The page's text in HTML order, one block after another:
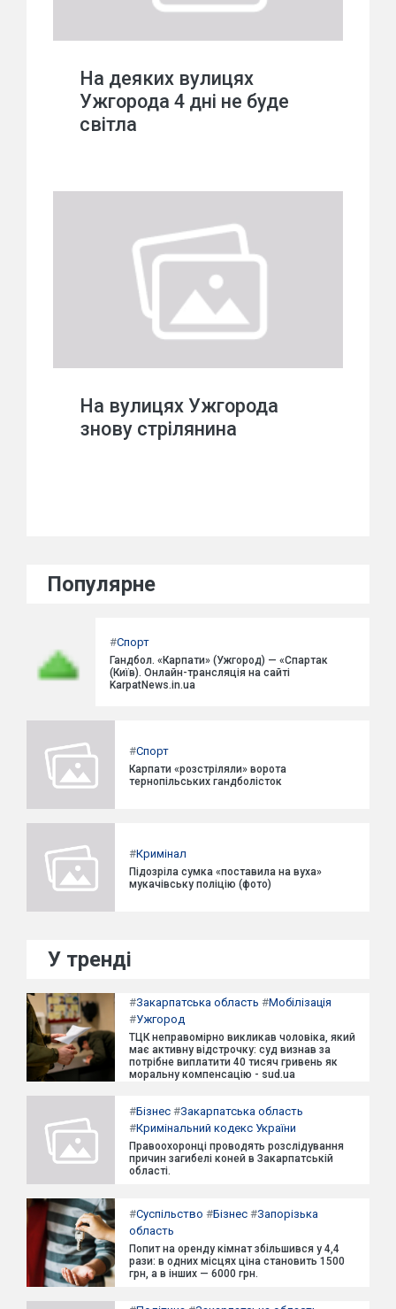
На деяких вулицях
Ужгорода 4 дні не буде
світла
На вулицях Ужгорода
знову стрілянина
Популярне
#Спорт
Гандбол. «Карпати» (Ужгород) — «Спартак
(Київ). Онлайн-трансляція на сайті
KarpatNews.in.ua
#Спорт
Карпати «розстріляли» ворота
тернопільських гандболісток
#Кримінал
Підозріла сумка «поставила на вуха»
мукачівську поліцію (фото)
У тренді
#Закарпатська область #Мобілізація
#Ужгород
ТЦК неправомірно викликав чоловіка, який
має активну відстрочку: суд визнав за
потрібне виплатити 40 тисяч гривень як
моральну компенсацію - sud.ua
#Бізнес #Закарпатська область
#Кримінальний кодекс України
Правоохоронці проводять розслідування
причин загибелі коней в Закарпатській
області.
#Суспільство #Бізнес #Запорізька
область
Попит на оренду кімнат збільшився у 4,4
рази: в одних місцях ціна становить 1500
грн, а в інших — 6000 грн.